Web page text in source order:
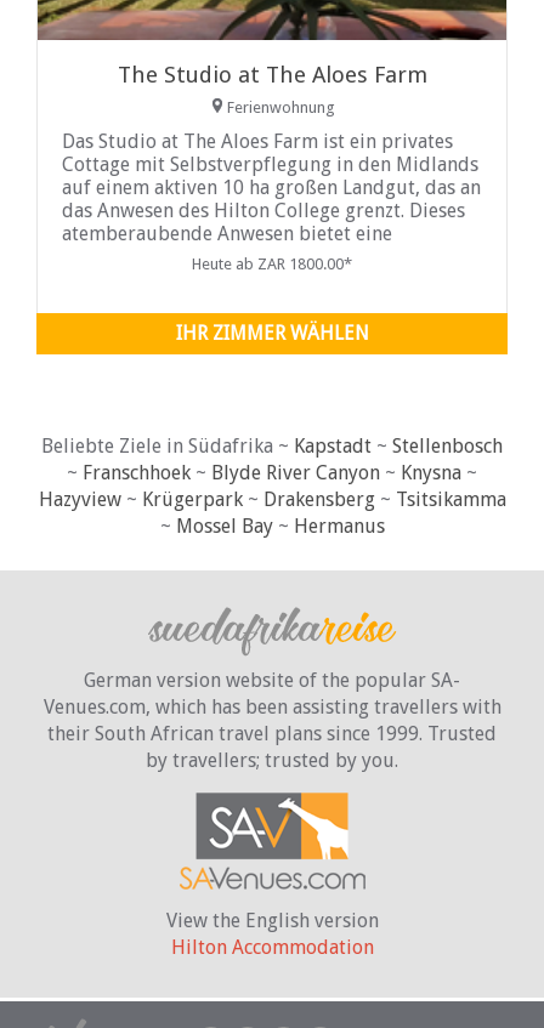
The Studio at The Aloes Farm
Ferienwohnung
Das Studio at The Aloes Farm ist ein privates
Cottage mit Selbstverpflegung in den Midlands
auf einem aktiven 10 ha großen Landgut, das an
das Anwesen des Hilton College grenzt. Dieses
atemberaubende Anwesen bietet eine
einzigartige Kombination aus ländlichem
für Kinder zum Spielen, während die Eltern sich
entspannen und durchatmen.
Heute ab ZAR 1800.00*
IHR ZIMMER WÄHLEN
Beliebte Ziele in Südafrika ~ Kapstadt ~ Stellenbosch
~ Franschhoek ~ Blyde River Canyon ~ Knysna ~
Hazyview~ Krügerpark~ Drakensberg~ Tsitsikamma
~ Mossel Bay~ Hermanus
German version website of the popular SA-
Venues.com, which has been assisting travellers with
their South African travel plans since 1999. Trusted
by travellers; trusted by you.
View the English version
Hilton Accommodation